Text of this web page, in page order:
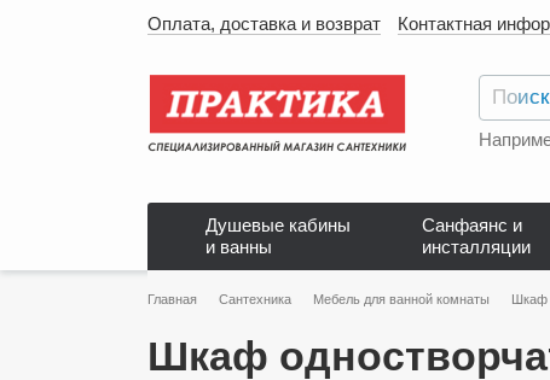
Оплата, доставка и возврат Контактная
Душевые кабины
и ванны
Санфаянс и
инсталляции
Главная Сантехника Мебель для ванной комнаты Шкаф
Шкаф